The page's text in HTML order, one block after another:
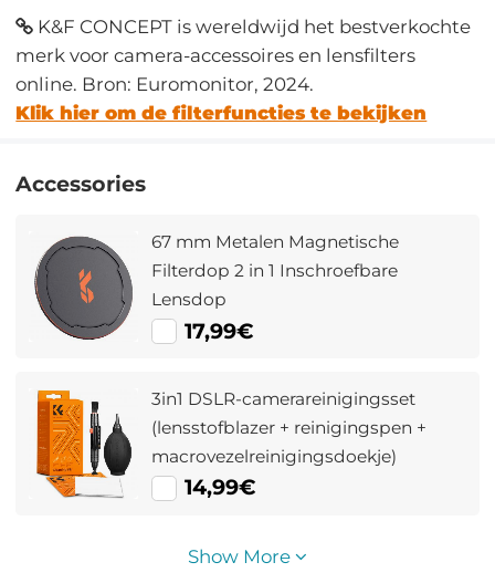
K&F CONCEPT is wereldwijd het bestverkochte
merk voor camera-accessoires en lensfilters
online. Bron: Euromonitor, 2024.
Klik hier om de filterfuncties te bekijken
Accessories
67 mm Metalen Magnetische
Filterdop 2 in 1 Inschroefbare
Lensdop
17,99€
3in1 DSLR-camerareinigingsset
(lensstofblazer + reinigingspen +
macrovezelreinigingsdoekje)
14,99€
Show More